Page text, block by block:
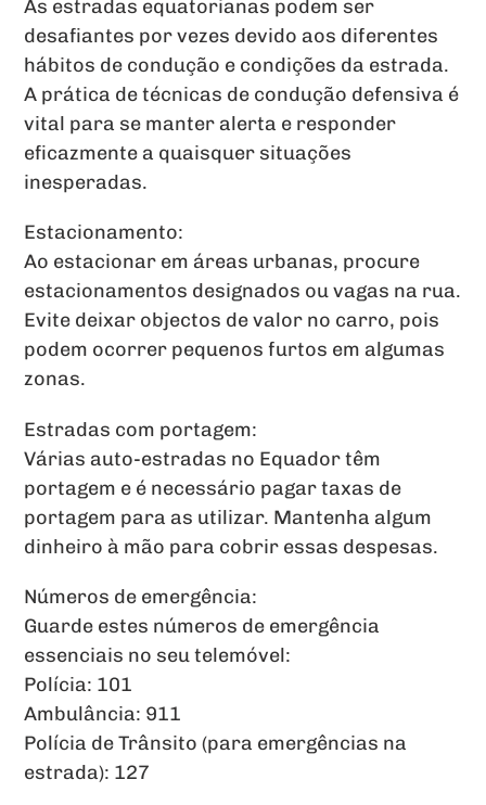
As estradas equatorianas podem ser
desafiantes por vezes devido aos diferentes
hábitos de condução e condições da estrada.
A prática de técnicas de condução defensiva é
vital para se manter alerta e responder
eficazmente a quaisquer situações
inesperadas.
Estacionamento:
Ao estacionar em áreas urbanas, procure
estacionamentos designados ou vagas na rua.
Evite deixar objectos de valor no carro, pois
podem ocorrer pequenos furtos em algumas
zonas.
Estradas com portagem:
Várias auto-estradas no Equador têm
portagem e é necessário pagar taxas de
portagem para as utilizar. Mantenha algum
dinheiro à mão para cobrir essas despesas.
Números de emergência:
Guarde estes números de emergência
essenciais no seu telemóvel:
Polícia: 101
Ambulância: 911
Polícia de Trânsito (para emergências na
estrada): 127